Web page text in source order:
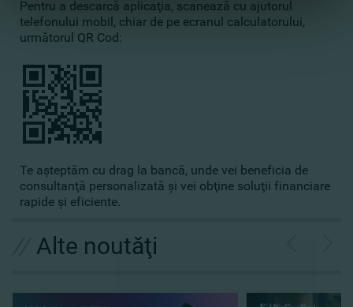
Pentru a descarcă aplicaţia, scanează cu ajutorul
telefonului mobil, chiar de pe ecranul calculatorului,
următorul QR Cod:
Te aşteptăm cu drag la bancă, unde vei beneficia de
consultanţă personalizată şi vei obţine soluţii financiare
rapide şi eficiente.
Alte noutăţi